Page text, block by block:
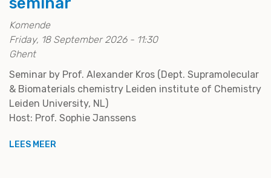
Komende
Friday, 18 September 2026 - 11:30
Ghent
Seminar by Prof. Alexander Kros (Dept. Supramolecular
& Biomaterials chemistry Leiden institute of Chemistry
Leiden University, NL)
Host: Prof. Sophie Janssens
LEES MEER